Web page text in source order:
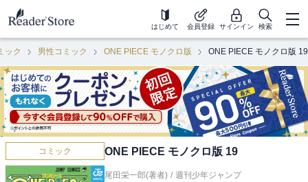
はじめて 会員登録 サインイン 検索
ック 男性コミック ONE PIECE モノクロ版 ONE PIECE モノクロ版 19
コミック ONE PIECE モノクロ版 19
尾田栄一郎(著者) / 週刊少年ジャンプ